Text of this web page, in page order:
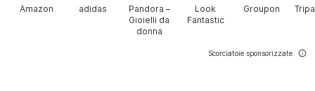
Amazon adidas
Pandora –
Gioielli da
donna
Look
Fantastic
Groupon
Scorciatoie sponsorizzate